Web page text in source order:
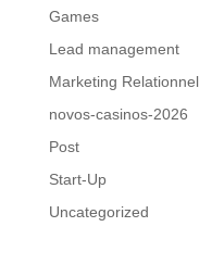
Games
Lead management
Marketing Relationnel
novos-casinos-2026
Post
Start-Up
Uncategorized